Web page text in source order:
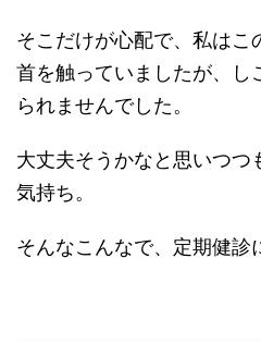
そこだけが心配で、私はこ
首を触っていましたが、し
られませんでした。
大丈夫そうかなと思いつつ
気持ち。
そんなこんなで、定期健診